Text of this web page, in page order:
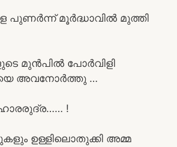
മൂർദ്ധാവിൽ മുത്തി
മുൻപിൽ പോർവിളി
അവനോർത്തു …
!
ഉള്ളിലൊതുക്കി അമ്മ